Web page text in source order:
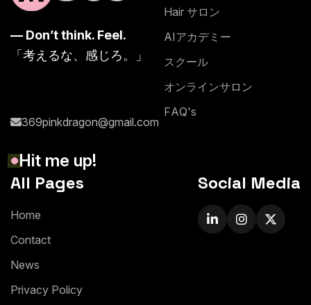
— Don’t think. Feel.
「考えるな、感じろ。」
369pinkdragon@gmail.com
Hit me up!
Hair サ ロ ン
AIアカデミ ー
ス ク ール
オ ンライ ンサ ロ ン
FAQ's
All Pages
Home
Contact
News
Privacy Policy
Social Media